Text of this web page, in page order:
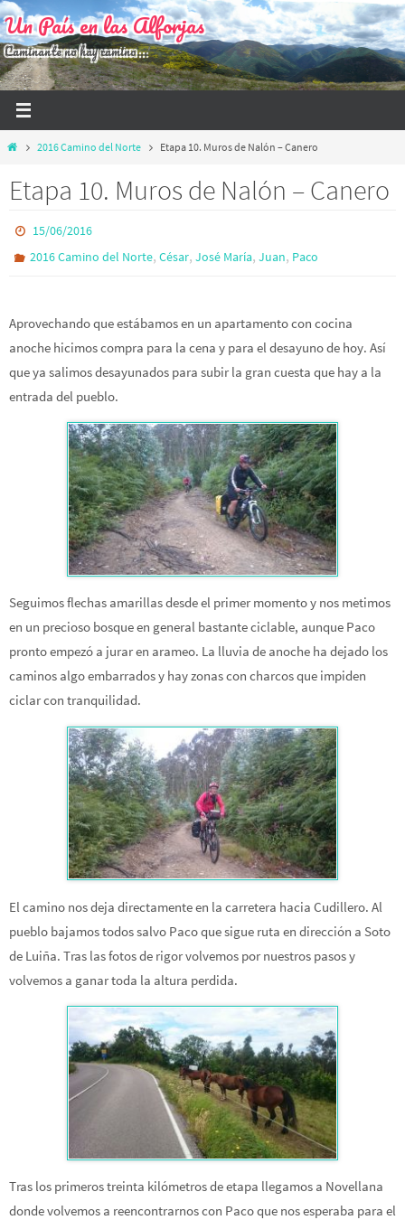
Ir
al
contenido
Un País en las Alforjas
Caminante no hay camino...
Inicio2016 Camino del Norte Etapa 10. Muros de Nalón – Canero
Etapa 10. Muros de Nalón – Canero
15/06/2016
2016 Camino del Norte,César,José María,Juan, Paco
Aprovechando que estábamos en un apartamento con cocina
anoche hicimos compra para la cena y para el desayuno de hoy. Así
que ya salimos desayunados para subir la gran cuesta que hay a la
entrada del pueblo.
Seguimos flechas amarillas desde el primer momento y nos metimos
en un precioso bosque en general bastante ciclable, aunque Paco
pronto empezó a jurar en arameo. La lluvia de anoche ha dejado los
caminos algo embarrados y hay zonas con charcos que impiden
ciclar con tranquilidad.
El camino nos deja directamente en la carretera hacia Cudillero. Al
pueblo bajamos todos salvo Paco que sigue ruta en dirección a Soto
de Luiña. Tras las fotos de rigor volvemos por nuestros pasos y
volvemos a ganar toda la altura perdida.
Tras los primeros treinta kilómetros de etapa llegamos a Novellana
donde volvemos a reencontrarnos con Paco que nos esperaba para el